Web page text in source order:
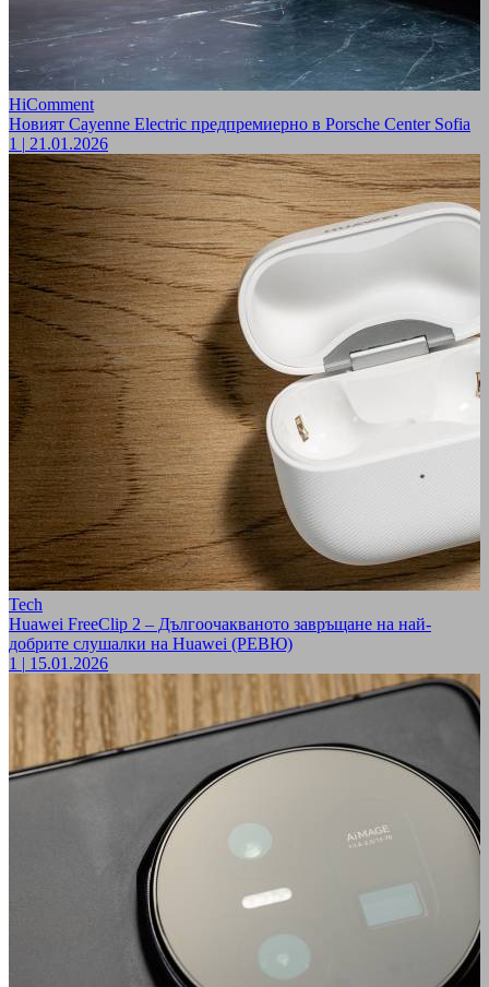
HiComment
Новият Cayenne Electric предпремиерно в Porsche Center Sofia
1 | 21.01.2026
Tech
Huawei FreeClip 2 – Дългоочакваното завръщане на най-
добрите слушалки на Huawei (РЕВЮ)
1 | 15.01.2026